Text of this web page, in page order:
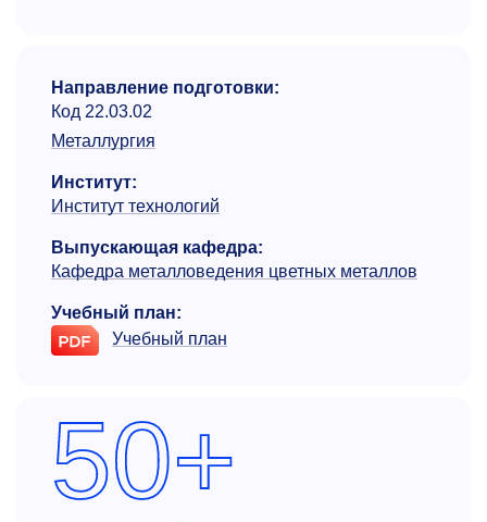
Направление подготовки:
Код 22.03.02
Металлургия
Институт:
Институт технологий
Выпускающая кафедра:
Кафедра металловедения цветных металлов
Учебный план:
Учебный план
50+